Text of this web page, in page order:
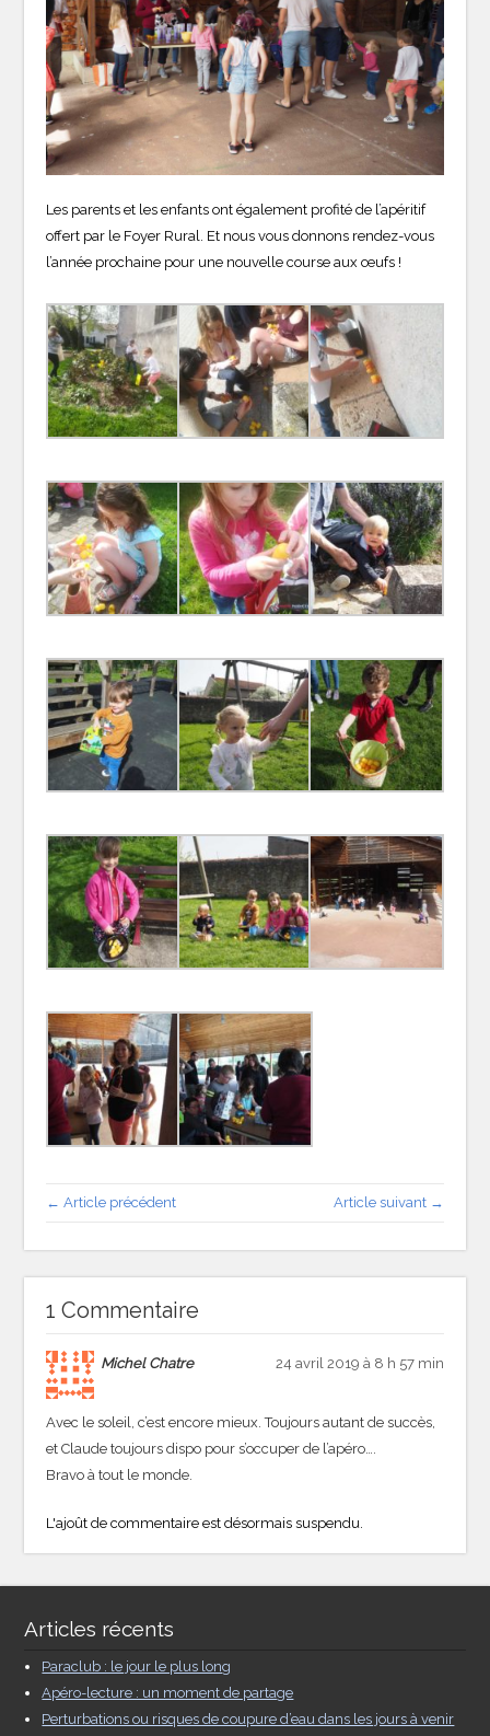
Les parents et les enfants ont également profité de l’apéritif
offert par le Foyer Rural. Et nous vous donnons rendez-vous
l’année prochaine pour une nouvelle course aux œufs !
← Article précédent Article suivant →
1 Commentaire
Michel Chatre 24 avril 2019 à 8 h 57 min
Avec le soleil, c’est encore mieux. Toujours autant de succès,
et Claude toujours dispo pour s’occuper de l’apéro….
Bravo à tout le monde.
L'ajoût de commentaire est désormais suspendu.
Articles récents
Paraclub : le jour le plus long
Apéro-lecture : un moment de partage
Perturbations ou risques de coupure d’eau dans les jours à venir